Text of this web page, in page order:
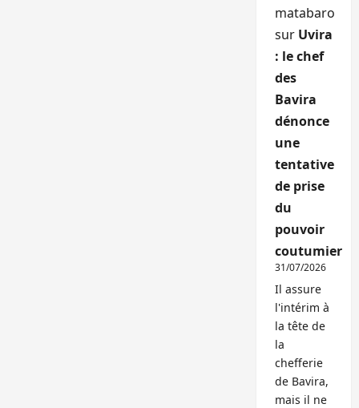
matabaro
sur Uvira
: le chef
des
Bavira
dénonce
une
tentative
de prise
du
pouvoir
coutumier
31/07/2026
Il assure
l'intérim à
la tête de
la
chefferie
de Bavira,
mais il ne